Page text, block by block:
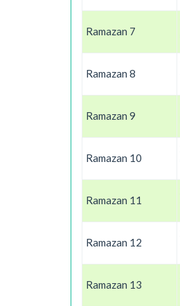
Ramazan 7
Ramazan 8
Ramazan 9
Ramazan 10
Ramazan 11
Ramazan 12
Ramazan 13